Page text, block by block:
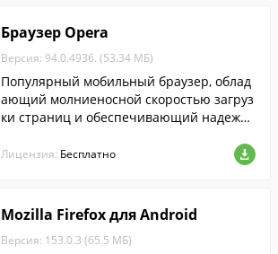
Браузер Opera
Версия: 94.0.4936. (53.34 МБ)
Популярный мобильный браузер, облад
ающий молниеносной скоростью загруз
ки страниц и обеспечивающий надежну
Лицензия: Бесплатно
Mozilla Firefox для Android
Версия: 153.0.3 (65.5 МБ)